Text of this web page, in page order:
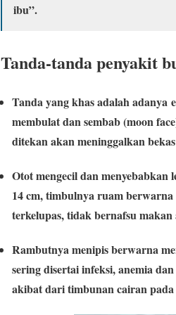
ibu”.
Tanda-tanda penyakit
Tanda yang khas adalah adanya
membulat dan sembab (moon
ditekan akan meninggalkan
Otot mengecil dan
14 cm, timbulnya ruam
terkelupas, tidak bernafsu
Rambutnya menipis berwarna
sering disertai infeksi, anemia
akibat dari timbunan cairan